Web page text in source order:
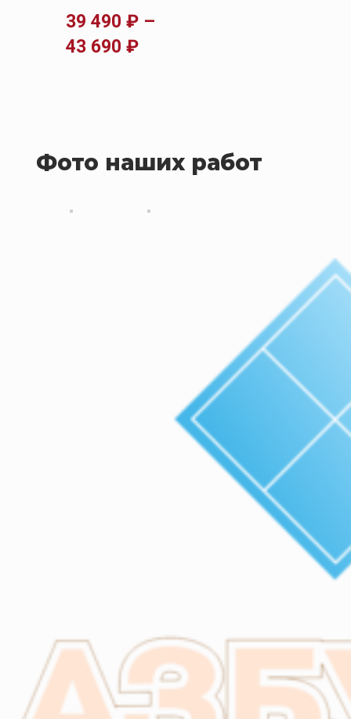
39 490₽ –
43 690₽Диапазон
43
Фото наших работ